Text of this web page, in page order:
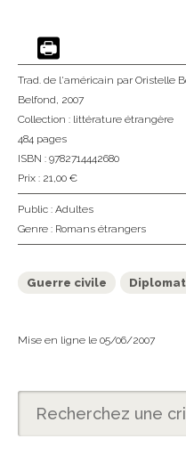
Trad. de l'américain par Oristelle
Belfond, 2007
Collection : littérature étrangère
484 pages
ISBN : 9782714442680
Prix : 21,00 €
Public : Adultes
Genre : Romans étrangers
Guerre civile
Mise en ligne le 05/06/2007